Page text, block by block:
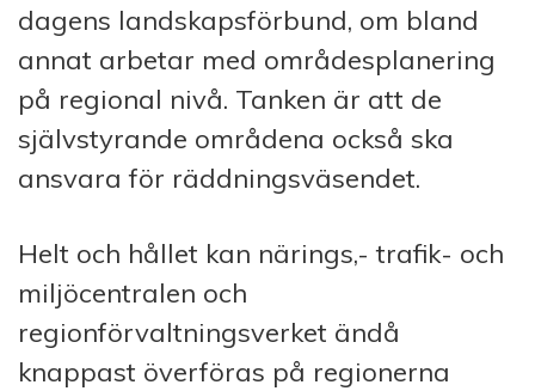
dagens landskapsförbund, om bland
annat arbetar med områdesplanering
på regional nivå. Tanken är att de
självstyrande områdena också ska
ansvara för räddningsväsendet.
Helt och hållet kan närings,- trafik- och
miljöcentralen och
regionförvaltningsverket ändå
knappast överföras på regionerna